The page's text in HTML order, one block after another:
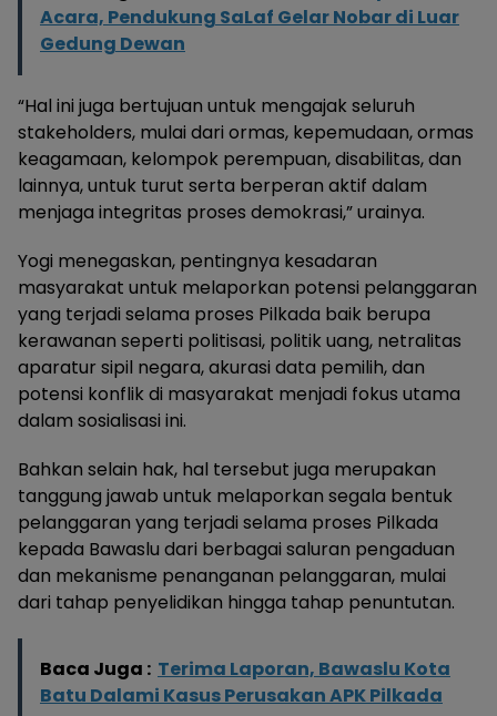
Acara, Pendukung SaLaf Gelar Nobar di Luar
Gedung Dewan
“Hal ini juga bertujuan untuk mengajak seluruh
stakeholders, mulai dari ormas, kepemudaan, ormas
keagamaan, kelompok perempuan, disabilitas, dan
lainnya, untuk turut serta berperan aktif dalam
menjaga integritas proses demokrasi,” urainya.
Yogi menegaskan, pentingnya kesadaran
masyarakat untuk melaporkan potensi pelanggaran
yang terjadi selama proses Pilkada baik berupa
kerawanan seperti politisasi, politik uang, netralitas
aparatur sipil negara, akurasi data pemilih, dan
potensi konflik di masyarakat menjadi fokus utama
dalam sosialisasi ini.
Bahkan selain hak, hal tersebut juga merupakan
tanggung jawab untuk melaporkan segala bentuk
pelanggaran yang terjadi selama proses Pilkada
kepada Bawaslu dari berbagai saluran pengaduan
dan mekanisme penanganan pelanggaran, mulai
dari tahap penyelidikan hingga tahap penuntutan.
Baca Juga : Terima Laporan, Bawaslu Kota
Batu Dalami Kasus Perusakan APK Pilkada